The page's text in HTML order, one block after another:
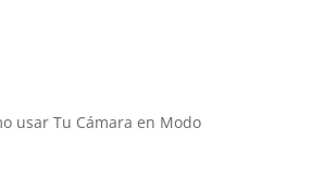
usar Tu Cámara en Modo